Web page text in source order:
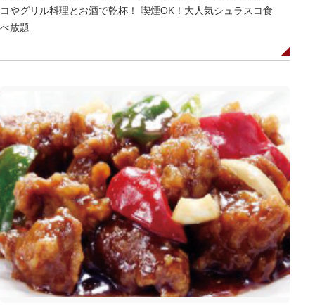
コやグリル料理とお酒で乾杯！ 喫煙OK！大人気シュラスコ食
べ放題